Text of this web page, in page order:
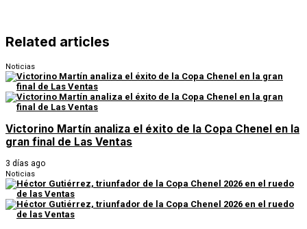
Related articles
Noticias
Victorino Martín analiza el éxito de la Copa Chenel en la
gran final de Las Ventas
3 días ago
Noticias